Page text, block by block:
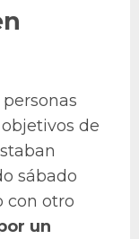
de
sábado
con otro
un